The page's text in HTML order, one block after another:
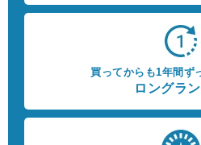
買ってからも1年間ず
ロングラ